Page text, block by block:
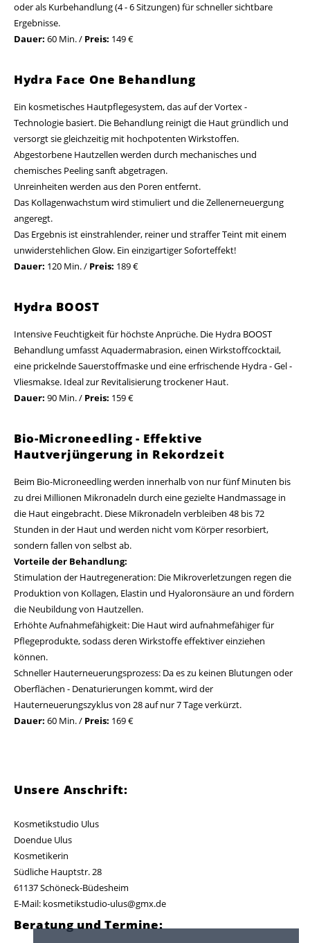
oder als Kurbehandlung (4 - 6 Sitzungen) für schneller sichtbare
Ergebnisse.
Dauer: 60 Min. / Preis: 149 €
Hydra Face One Behandlung
Ein kosmetisches Hautpflegesystem, das auf der Vortex -
Technologie basiert. Die Behandlung reinigt die Haut gründlich und
versorgt sie gleichzeitig mit hochpotenten Wirkstoffen.
Abgestorbene Hautzellen werden durch mechanisches und
chemisches Peeling sanft abgetragen.
Unreinheiten werden aus den Poren entfernt.
Das Kollagenwachstum wird stimuliert und die Zellenerneuergung
angeregt.
Das Ergebnis ist einstrahlender, reiner und straffer Teint mit einem
unwiderstehlichen Glow. Ein einzigartiger Soforteffekt!
Dauer: 120 Min. / Preis: 189 €
Hydra BOOST
Intensive Feuchtigkeit für höchste Anprüche. Die Hydra BOOST
Behandlung umfasst Aquadermabrasion, einen Wirkstoffcocktail,
eine prickelnde Sauerstoffmaske und eine erfrischende Hydra - Gel -
Vliesmakse. Ideal zur Revitalisierung trockener Haut.
Dauer: 90 Min. / Preis: 159 €
Bio-Microneedling - Effektive
Hautverjüngerung in Rekordzeit
Beim Bio-Microneedling werden innerhalb von nur fünf Minuten bis
zu drei Millionen Mikronadeln durch eine gezielte Handmassage in
die Haut eingebracht. Diese Mikronadeln verbleiben 48 bis 72
Stunden in der Haut und werden nicht vom Körper resorbiert,
sondern fallen von selbst ab.
Vorteile der Behandlung:
Stimulation der Hautregeneration: Die Mikroverletzungen regen die
Produktion von Kollagen, Elastin und Hyaloronsäure an und fördern
die Neubildung von Hautzellen.
Erhöhte Aufnahmefähigkeit: Die Haut wird aufnahmefähiger für
Pflegeprodukte, sodass deren Wirkstoffe effektiver einziehen
können.
Schneller Hauterneuerungsprozess: Da es zu keinen Blutungen oder
Oberflächen - Denaturierungen kommt, wird der
Hauterneuerungszyklus von 28 auf nur 7 Tage verkürzt.
Dauer: 60 Min. / Preis: 169 €
Unsere Anschrift:
Kosmetikstudio Ulus
Doendue Ulus
Kosmetikerin
Südliche Hauptstr. 28
61137 Schöneck-Büdesheim
E-Mail: kosmetikstudio-ulus@gmx.de
Beratung und Termine: